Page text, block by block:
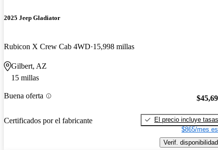
2025 Jeep Gladiator
Rubicon X Crew Cab 4WD 15,998 millas
Gilbert, AZ
15 millas
Buena oferta
Certificados por el fabricante
El precio incluye tasas
$865/mes
Verif. disponibilidad